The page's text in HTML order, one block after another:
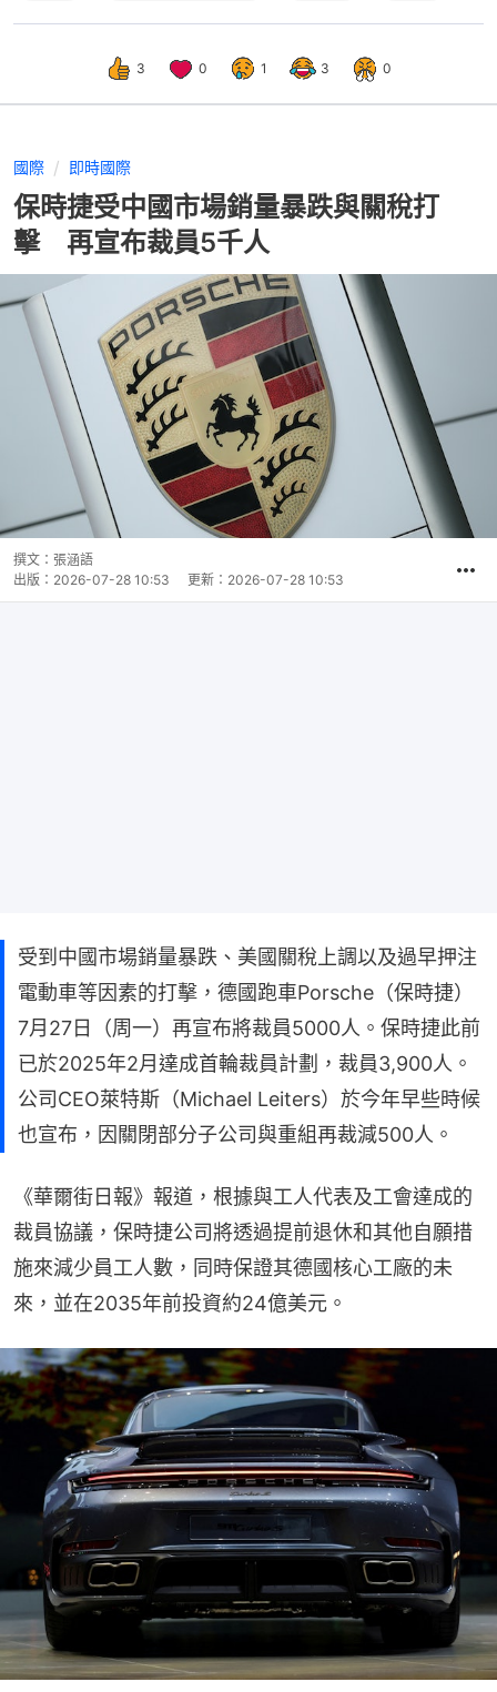
3 0 1 3 0
國際 即時國際
保時捷受中國市場銷量暴跌與關稅打
擊 再宣布裁員5千人
撰文： 張涵語
出版： 2026-07-28 10:53 更新： 2026-07-28 10:53
受到中國市場銷量暴跌、美國關稅上調以及過早押注
電動車等因素的打擊，德國跑車Porsche（保時捷）
7月27日（周一）再宣布將裁員5000人。保時捷此前
已於2025年2月達成首輪裁員計劃，裁員3,900人。
公司CEO萊特斯（Michael Leiters）於今年早些時候
也宣布，因關閉部分子公司與重組再裁減500人。
《華爾街日報》報道，根據與工人代表及工會達成的
裁員協議，保時捷公司將透過提前退休和其他自願措
施來減少員工人數，同時保證其德國核心工廠的未
來，並在2035年前投資約24億美元。